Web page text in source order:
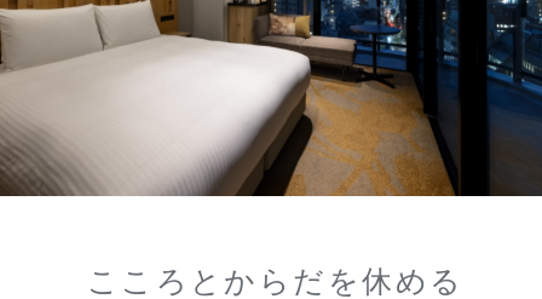
こころとからだを休める